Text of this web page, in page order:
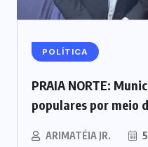
POLÍTICA
PRAIA NORTE:
populares por meio
ARIMATÉIA JR.